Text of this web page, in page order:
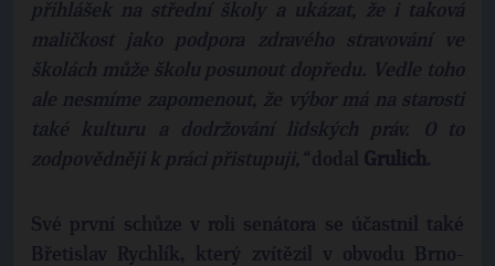
přihlášek na střední školy a ukázat, že i taková
maličkost jako podpora zdravého stravování ve
školách může školu posunout dopředu. Vedle toho
ale nesmíme zapomenout, že výbor má na starosti
také kulturu a dodržování lidských práv. O to
zodpovědněji k práci přistupuji,“dodal Grulich.
Své první schůze v roli senátora se účastnil také
Břetislav Rychlík, který zvítězil v obvodu Brno-